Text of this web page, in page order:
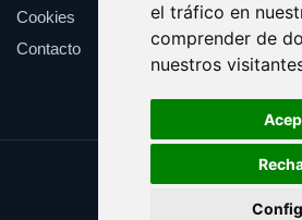
el tráfico en
comprender de
nuestros
Cookies
Contacto
Update cookies